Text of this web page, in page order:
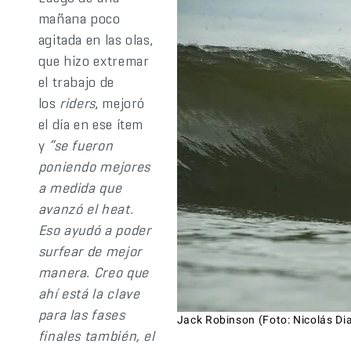
Jack Robinson (Foto: Nicolás
mañana poco
agitada en las olas,
que hizo extremar
el trabajo de
los riders, mejoró
el día en ese ítem
y “se fueron
poniendo mejores
a medida que
avanzó el heat.
Eso ayudó a poder
surfear de mejor
manera. Creo que
ahí está la clave
para las fases
finales también, el